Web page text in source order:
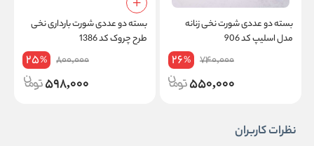
بسته دو عددی شورت نخی زنانه
مدل اسلیپ کد 906
740,000
26%
550,000
بسته دو عددی شورت بارداری نخی
طرح چروک کد 1386
800,000
25%
598,000
نظرات کاربران